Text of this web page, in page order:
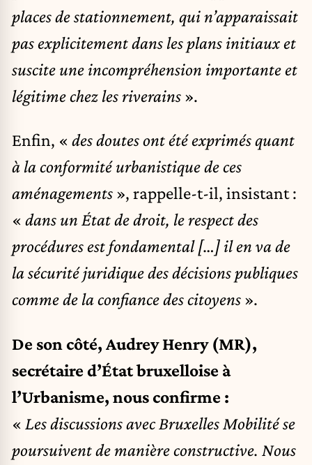
places de stationnement, qui n’apparaissait
pas explicitement dans les plans initiaux et
suscite une incompréhension importante et
légitime chez les riverains ».
Enfin, « des doutes ont été exprimés quant
à la conformité urbanistique de ces
aménagements », rappelle-t-il, insistant :
« dans un État de droit, le respect des
procédures est fondamental […] il en va de
la sécurité juridique des décisions publiques
comme de la confiance des citoyens ».
De son côté, Audrey Henry (MR),
secrétaire d’État bruxelloise à
l’Urbanisme, nous confirme :
« Les discussions avec Bruxelles Mobilité se
poursuivent de manière constructive. Nous